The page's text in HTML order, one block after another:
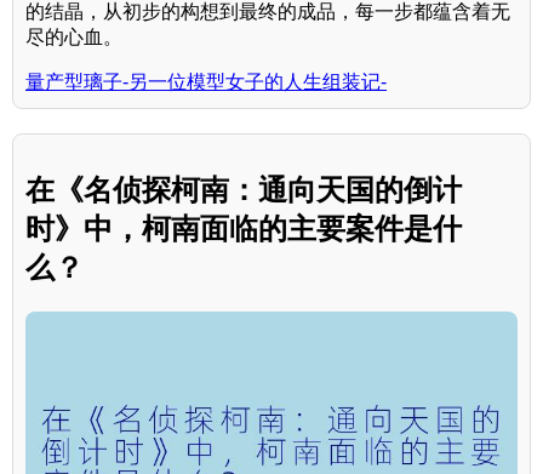
的结晶，从初步的构想到最终的成品，每一步都蕴含着无
尽的心血。
量产型璃子-另一位模型女子的人生组装记-
在《名侦探柯南：通向天国的倒计
时》中，柯南面临的主要案件是什
么？